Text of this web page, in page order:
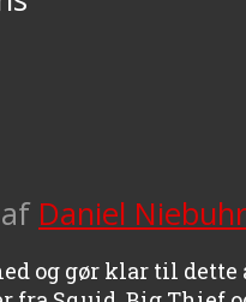
Daniel Niebuhr
og gør klar til dette